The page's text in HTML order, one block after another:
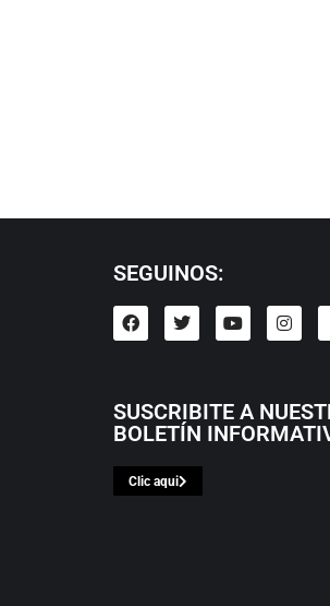
SEGUINOS:
SUSCRIBITE A
BOLETÍN
Clic aqui